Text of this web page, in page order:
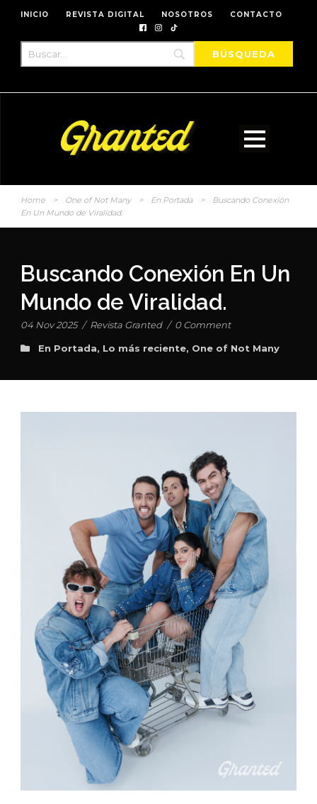
INICIO REVISTA DIGITAL NOSOTROS CONTACTO
Home > One of Not Many > En Portada >
Buscando Conexión
En Un Mundo de Viralidad.
Buscando Conexión En Un
Mundo de Viralidad.
04 Nov 2025 / Revista Granted / 0 Comment
En Portada, Lo más reciente, One of Not Many